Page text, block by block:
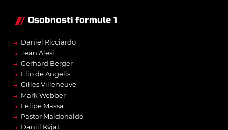
Osobnosti formule 1
→ Daniel Ricciardo
→ Jean Alesi
→ Gerhard Berger
→ Elio de Angelis
→ Gilles Villeneuve
→ Mark Webber
→ Felipe Massa
→ Pastor Maldonaldo
→ Daniil Kvjat